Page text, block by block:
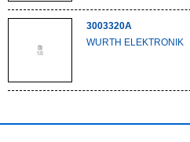
3003320A
WURTH ELEKTRONIK